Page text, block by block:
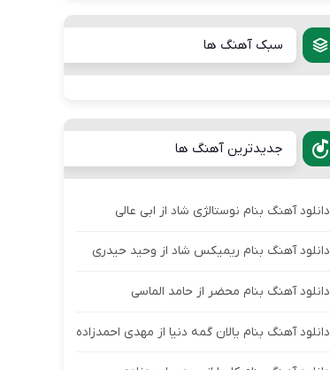
سبک آهنگ ها
جدیدترین آهنگ ها
دانلود آهنگ بنام نوستالژی شاد از ابی عالی
دانلود آهنگ بنام ریمیکس شاد از وحید حیدری
دانلود آهنگ بنام محضر از حامد الماسی
دانلود آهنگ بنام یالان گمه دنیا از مهدی احمدزاده